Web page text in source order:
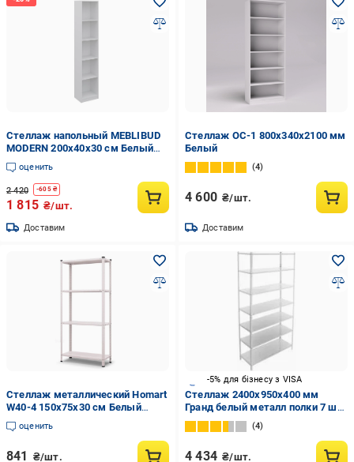
Стеллаж напольный MEBLIBUD
MODERN 200х40х30 см Белый
(34380220)
оценить
2 420 -605₴
1 815 ₴/шт.
Доставим
Стеллаж ОС-1 800х340х2100 мм
Белый
4
4 600 ₴/шт.
Доставим
Стеллаж металлический Homart
W40-4 150х75х30 см Белый
(9915)
оценить
841 ₴/шт.
-5% для бізнесу з VISA
Стеллаж 2400x950x400 мм
Гранд белый металл полки 7 шт.
крашенный
4
4 434 ₴/шт.